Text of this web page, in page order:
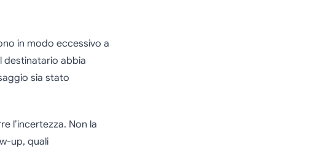
in modo eccessivo a
destinatario abbia
sia stato
l’incertezza. Non la
up, quali